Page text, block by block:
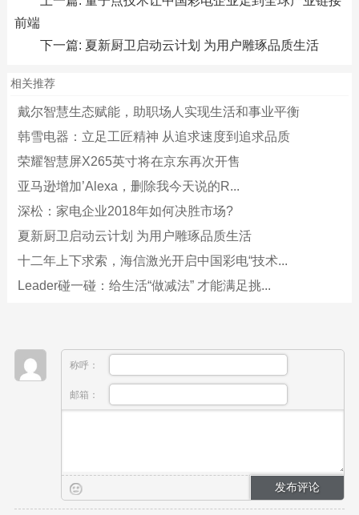
前端
下一篇: 夏新厨卫启动云计划 为用户雕琢品质生活
相关推荐
戴尔智慧生态赋能，助职场人实现生活和事业平衡
韩雪电器：立足工匠精神 从追求速度到追求品质
荣耀智慧屏X265英寸将在京东再次开售
亚马逊增加’Alexa，删除我今天说的R...
深松：家电企业2018年如何决胜市场?
夏新厨卫启动云计划 为用户雕琢品质生活
十二年上下求索，海信激光开启中国彩电“技术...
Leader碰一碰：给生活“做减法” 才能满足挑...
称呼：
邮箱：